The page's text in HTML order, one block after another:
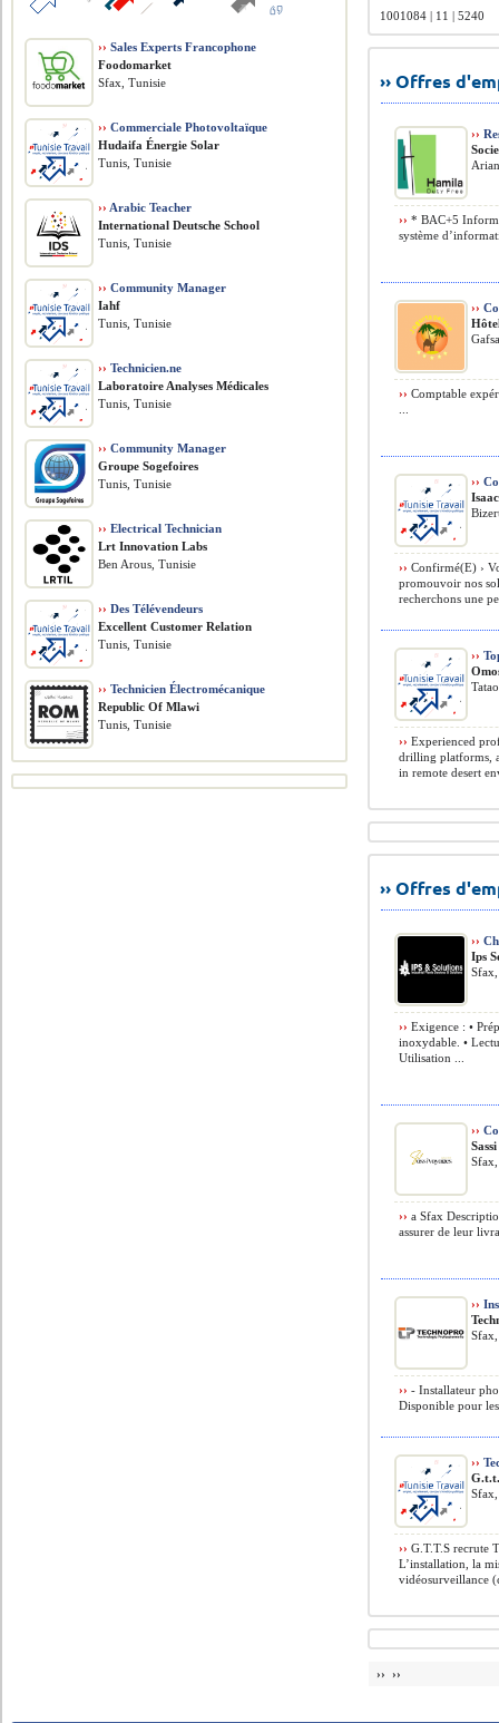
1001084 | 11 | 5240
›› Offres
››
›› * BAC+5
système
››
›› Comptable
››
›› Confirmé(E) ›
promouvoir nos
recherchons une
››
›› Experienced
drilling platforms,
in remote desert
›› Offres
››
Ips
›› Exigence : •
inoxydable. •
Utilisation ...
››
›› a Sfax
assurer de leur
››
›› - Installateur
Disponible pour
››
›› G.T.T.S recrute
L’installation, la
vidéosurveillance
›› ››
›› Sales Experts Francophone
Foodomarket
Sfax, Tunisie
›› Commerciale Photovoltaïque
Hudaifa Énergie Solar
Tunis, Tunisie
›› Arabic Teacher
International Deutsche School
Tunis, Tunisie
›› Community Manager
Iahf
Tunis, Tunisie
›› Technicien.ne
Laboratoire Analyses Médicales
Tunis, Tunisie
›› Community Manager
Groupe Sogefoires
Tunis, Tunisie
›› Electrical Technician
Lrt Innovation Labs
Ben Arous, Tunisie
›› Des Télévendeurs
Excellent Customer Relation
Tunis, Tunisie
›› Technicien Électromécanique
Republic Of Mlawi
Tunis, Tunisie